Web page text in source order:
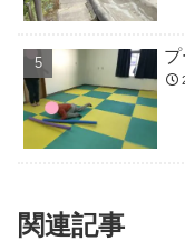
関連記事